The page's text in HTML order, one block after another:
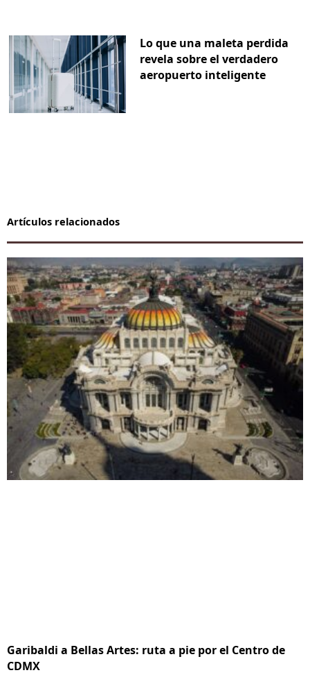
Lo que una maleta perdida
revela sobre el verdadero
aeropuerto inteligente
Artículos relacionados
Garibaldi a Bellas Artes: ruta a pie por el Centro de
CDMX